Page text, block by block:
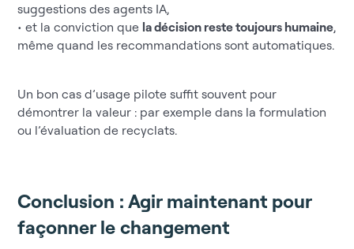
suggestions des agents IA,
• et la conviction que la décision reste toujours humaine,
même quand les recommandations sont automatiques.
Un bon cas d’usage pilote suffit souvent pour
démontrer la valeur : par exemple dans la formulation
ou l’évaluation de recyclats.
Conclusion : Agir maintenant pour
façonner le changement